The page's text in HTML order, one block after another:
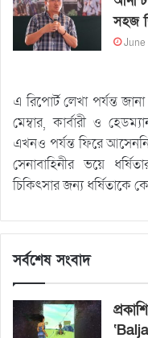
সহজ
June
এ রিপোর্ট লেখা পর্যন্ত
মেম্বার, কার্বারী ও
এখনও পর্যন্ত ফিরে
সেনাবাহিনীর ভয়ে
চিকিৎসার জন্য ধর্ষিতাকে
সর্বশেষ সংবাদ